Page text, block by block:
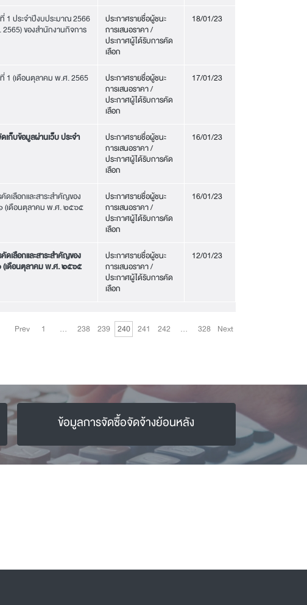
1 ประจำปีงบประมาณ 2566
ของสำนักงานกิจการ
ประกาศรายชื่อผู้ชนะ
การเสนอราคา /
ประกาศผู้ได้รับการคัด
เลือก
18/01/23
1 (เดือนตุลาคม พ.ศ. 2565
ประกาศรายชื่อผู้ชนะ
การเสนอราคา /
ประกาศผู้ได้รับการคัด
เลือก
17/01/23
เก็บข้อมูลผ่านเว็บ ประจำ
ประกาศรายชื่อผู้ชนะ
การเสนอราคา /
ประกาศผู้ได้รับการคัด
เลือก
16/01/23
เลือกและสาระสำคัญของ
(เดือนตุลาคม พ.ศ. ๒๕๖๕
ประกาศรายชื่อผู้ชนะ
การเสนอราคา /
ประกาศผู้ได้รับการคัด
เลือก
16/01/23
เลือกและสาระสำคัญของ
(เดือนตุลาคม พ.ศ. ๒๕๖๕
ประกาศรายชื่อผู้ชนะ
การเสนอราคา /
ประกาศผู้ได้รับการคัด
เลือก
12/01/23
Prev 1 … 238 239 240 241 242 … 328 Next
ข้อมูลการจัดซื้อจัดจ้างย้อนหลัง